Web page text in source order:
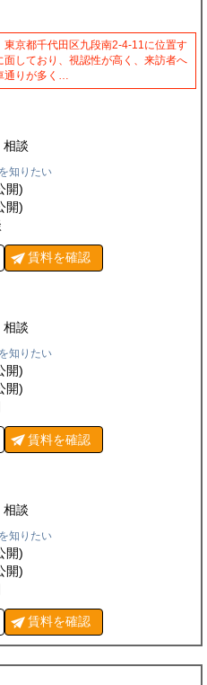
京都千代田区九段南2-4-11に位置す
しており、視認性が高く、来訪者へ
通りが多く…
相談
知りたい
開)
開)
賃料を確認
相談
知りたい
開)
開)
賃料を確認
相談
知りたい
開)
開)
賃料を確認